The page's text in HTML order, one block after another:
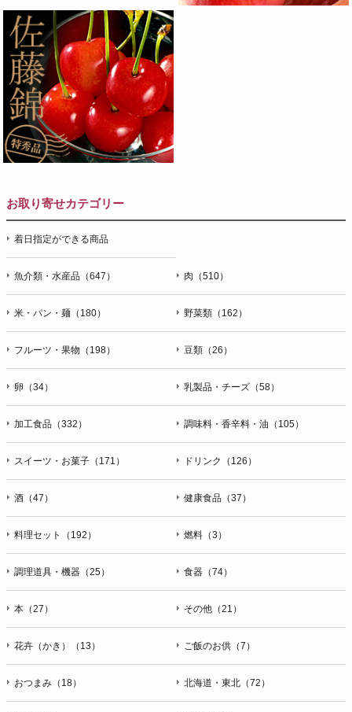
お取り寄せカテゴリー
着日指定ができる商品
魚介類・水産品（647） 肉（510）
米・パン・麺（180） 野菜類（162）
フルーツ・果物（198） 豆類（26）
卵（34） 乳製品・チーズ（58）
加工食品（332） 調味料・香辛料・油（105）
スイーツ・お菓子（171） ドリンク（126）
酒（47） 健康食品（37）
料理セット（192） 燃料（3）
調理道具・機器（25） 食器（74）
本（27） その他（21）
花卉（かき）（13） ご飯のお供（7）
おつまみ（18） 北海道・東北（72）